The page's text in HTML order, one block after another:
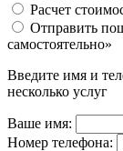
Расчет
Отправить
самостоятельно»
Введите имя и
несколько услуг
Ваше имя:
Номер телефона: